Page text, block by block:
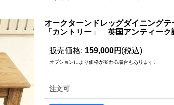
オークターンドレッグダイニング
「カントリー」 英国アンティーク
販売価格: 159,000円 (税込)
オプションにより価格が変わる場合もあります。
注文可